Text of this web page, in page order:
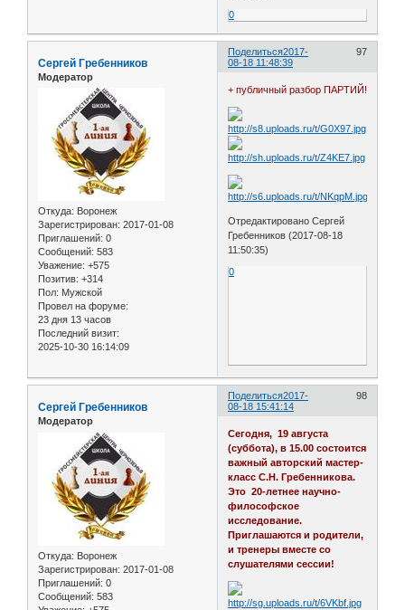
0
Поделиться 97
2017-
08-18 11:48:39
Сергей Гребенников
Модератор
Откуда: Воронеж
Зарегистрирован: 2017-01-08
Приглашений: 0
Сообщений: 583
Уважение: +575
Позитив: +314
Пол: Мужской
Провел на форуме:
23 дня 13 часов
Последний визит:
2025-10-30 16:14:09
+ публичный разбор ПАРТИЙ!
Отредактировано Сергей
Гребенников (2017-08-18
11:50:35)
0
Поделиться 98
2017-
08-18 15:41:14
Сергей Гребенников
Модератор
Откуда: Воронеж
Зарегистрирован: 2017-01-08
Приглашений: 0
Сообщений: 583
Сегодня, 19 августа
(суббота), в 15.00 состоится
важный авторский мастер-
класс С.Н. Гребенникова.
Это 20-летнее научно-
философское
исследование.
Приглашаются и родители,
и тренеры вместе со
слушателями сессии!